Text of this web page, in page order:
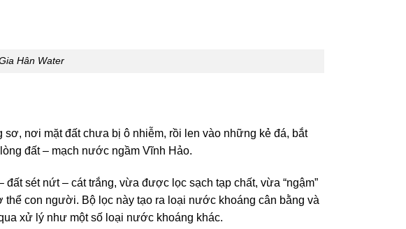
Hân Water
nơi mặt đất chưa bị ô nhiễm, rồi len vào những kẻ đá, bắt
đất – mạch nước ngầm Vĩnh Hảo.
sét nứt – cát trắng, vừa được lọc sạch tạp chất, vừa “ngậm”
con người. Bộ lọc này tạo ra loại nước khoáng cân bằng và
xử lý như một số loại nước khoáng khác.